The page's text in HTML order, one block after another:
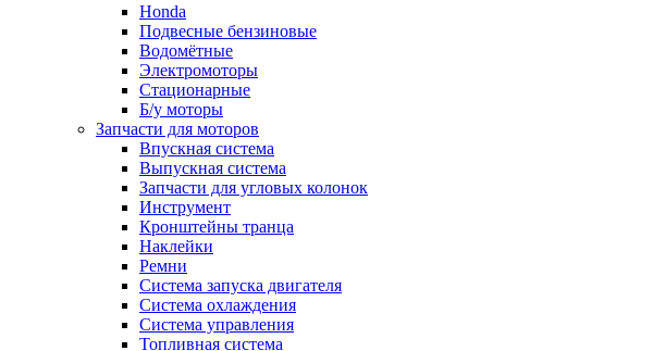
Honda
Подвесные бензиновые
Водомётные
Электромоторы
Стационарные
Б/у моторы
Запчасти для моторов
Впускная система
Выпускная система
Запчасти для угловых колонок
Инструмент
Кронштейны транца
Наклейки
Ремни
Система запуска двигателя
Система охлаждения
Система управления
Топливная система